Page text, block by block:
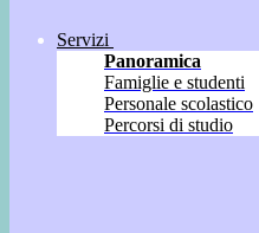
Servizi
Panoramica
Famiglie e studenti
Personale scolastico
Percorsi di studio